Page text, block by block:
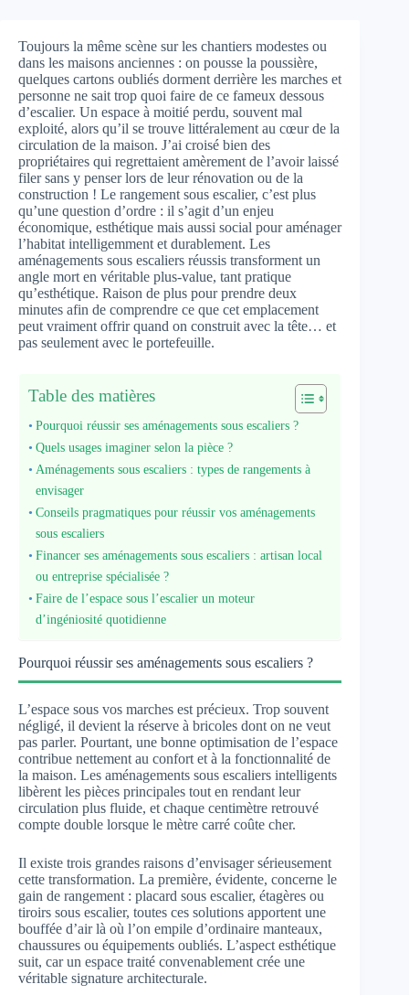
Toujours la même scène sur les chantiers modestes ou
dans les maisons anciennes : on pousse la poussière,
quelques cartons oubliés dorment derrière les marches et
personne ne sait trop quoi faire de ce fameux dessous
d’escalier. Un espace à moitié perdu, souvent mal
exploité, alors qu’il se trouve littéralement au cœur de la
circulation de la maison. J’ai croisé bien des
propriétaires qui regrettaient amèrement de l’avoir laissé
filer sans y penser lors de leur rénovation ou de la
construction ! Le rangement sous escalier, c’est plus
qu’une question d’ordre : il s’agit d’un enjeu
économique, esthétique mais aussi social pour aménager
l’habitat intelligemment et durablement. Les
aménagements sous escaliers réussis transforment un
angle mort en véritable plus-value, tant pratique
qu’esthétique. Raison de plus pour prendre deux
minutes afin de comprendre ce que cet emplacement
peut vraiment offrir quand on construit avec la tête… et
pas seulement avec le portefeuille.
Table des matières
Pourquoi réussir ses aménagements sous escaliers ?
Quels usages imaginer selon la pièce ?
Aménagements sous escaliers : types de rangements à
envisager
Conseils pragmatiques pour réussir vos aménagements
sous escaliers
Financer ses aménagements sous escaliers : artisan local
ou entreprise spécialisée ?
Faire de l’espace sous l’escalier un moteur
d’ingéniosité quotidienne
Pourquoi réussir ses aménagements sous escaliers ?
L’espace sous vos marches est précieux. Trop souvent
négligé, il devient la réserve à bricoles dont on ne veut
pas parler. Pourtant, une bonne optimisation de l’espace
contribue nettement au confort et à la fonctionnalité de
la maison. Les aménagements sous escaliers intelligents
libèrent les pièces principales tout en rendant leur
circulation plus fluide, et chaque centimètre retrouvé
compte double lorsque le mètre carré coûte cher.
Il existe trois grandes raisons d’envisager sérieusement
cette transformation. La première, évidente, concerne le
gain de rangement : placard sous escalier, étagères ou
tiroirs sous escalier, toutes ces solutions apportent une
bouffée d’air là où l’on empile d’ordinaire manteaux,
chaussures ou équipements oubliés. L’aspect esthétique
suit, car un espace traité convenablement crée une
véritable signature architecturale.